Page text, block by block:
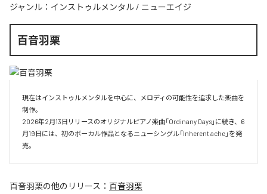
ジャンル： インストゥルメンタル / ニューエイジ
百音羽栗
現在はインストゥルメンタルを中心に、メロディの可能性を追求した楽曲を
制作。
2026年2月13日リリースのオリジナルピアノ楽曲「Ordinany Days」に続き、6
月19日には、初のボーカル作品となるニューシングル「Inherent ache」を発
売。
百音羽栗の他のリリース： 百音羽栗